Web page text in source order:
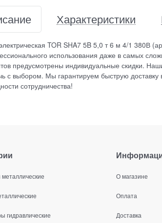
Характеристики
TOR SHA7 5B 5,0 т 6 м 4/1 380В
использования даже в самых
предусмотрены индивидуальные скидки.
с выбором. Мы гарантируем быструю доставку
сотрудничества!
гидравлические
О магазине
Оплата
Доставка